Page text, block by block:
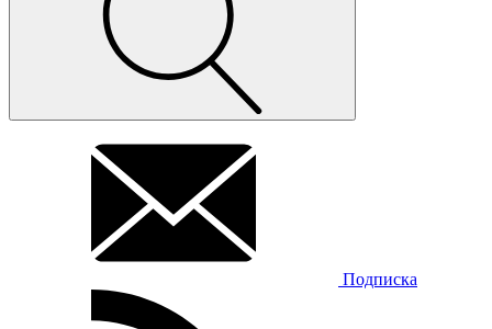
Подписка